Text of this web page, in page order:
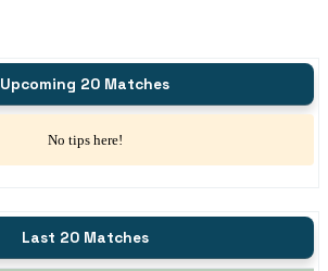
Upcoming 20 Matches
No tips here!
Last 20 Matches